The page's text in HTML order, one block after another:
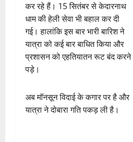
कर रहे हैं। 15 सितंबर से केदारनाथ
धाम की हेली सेवा भी बहाल कर दी
गई। हालांकि इस बार भारी बारिश ने
यात्रा को कई बार बाधित किया और
प्रशासन को एहतियातन रूट बंद करने
पड़े।
अब मॉनसून विदाई के कगार पर है और
यात्रा ने दोबारा गति पकड़ ली है।